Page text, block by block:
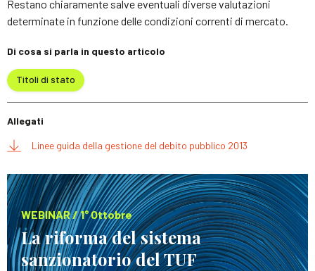
Restano chiaramente salve eventuali diverse valutazioni
determinate in funzione delle condizioni correnti di mercato.
Di cosa si parla in questo articolo
Titoli di stato
Allegati
Linee guida della gestione del debito pubblico 2013
WEBINAR / 1° Ottobre
La riforma del sistema
sanzionatorio del TUF